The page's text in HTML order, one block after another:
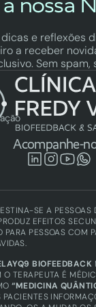
nossa
e reflexões
a receber
Sem spam,
Acompanhe-
SE A PESSOAS
EFEITOS
PESSOAS COM
BIOFEEDBACK
TERAPEUTA É
“MEDICINA
PACIENTES